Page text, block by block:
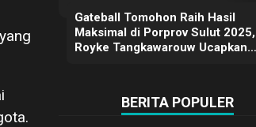
Gateball Tomohon Raih Hasil
Maksimal di Porprov Sulut 2025,
Royke Tangkawarouw Ucapkan
BERITA POPULER